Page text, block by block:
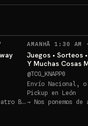
RECORDATORIOSAMANHÃ 1:30 AM
Juegos • Sorteos
Y Muchas Cosas
POKEMON TCG
@TCG_KNAPP0
Envío Nacional,
Pickup en León
→ Nos ponemos de